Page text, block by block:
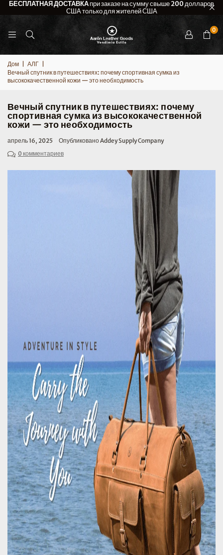
БЕСПЛАТНАЯ ДОСТАВКАпри заказе на сумму свыше 200 долларов
США только для жителей США
0
Дом АЛГ
Вечный спутник в путешествиях: почему спортивная сумка из
высококачественной кожи — это необходимость
Вечный спутник в путешествиях: почему
спортивная сумка из высококачественной
кожи — это необходимость
апрель 16, 2025
Опубликовано Addey Supply Company
0 комментариев